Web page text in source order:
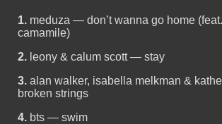
1. meduza — don’t wanna go home
camamile)
2. leony & calum scott — stay
3. alan walker, isabella melkman &
broken strings
4. bts — swim